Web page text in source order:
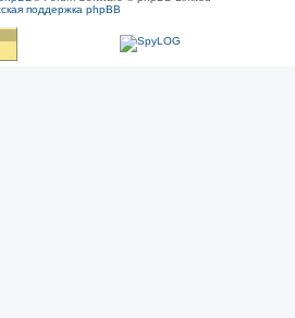
поддержка phpBB